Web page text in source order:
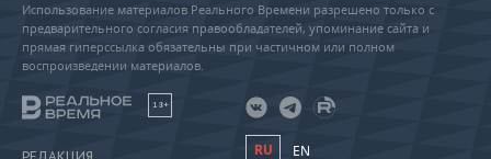
Использование материалов Реального Времени разрешено только с
предварительного согласия правообладателей, упоминание сайта и
прямая гиперссылка обязательны при частичном или полном
воспроизведении материалов.
18+
RU EN